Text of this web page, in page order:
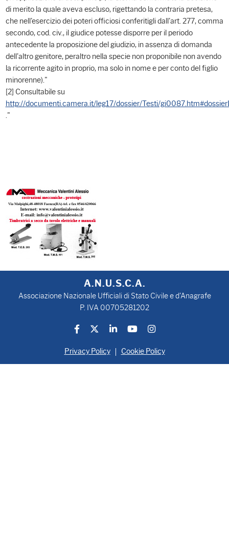
di merito la quale aveva escluso, rigettando la contraria pretesa,
che nell'esercizio dei poteri officiosi conferitigli dall'art. 277, comma
secondo, cod. civ., il giudice potesse disporre per il periodo
antecedente la proposizione del giudizio, in assenza di domanda
dell'altro genitore, peraltro nella specie non proponibile non avendo
la ricorrente agito in proprio, ma solo in nome e per conto del figlio
minorenne)."
[2] Consultabile su
http://documenti.camera.it/leg17/dossier/Testi/
."
A.N.U.S.C.A.
Associazione Nazionale Ufficiali di Stato Civile e d'Anagrafe
P. IVA 00705281202
Privacy Policy Cookie Policy